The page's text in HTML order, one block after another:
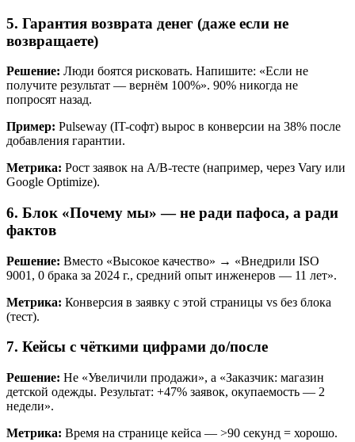
5. Гарантия возврата денег (даже если не
возвращаете)
Решение: Люди боятся рисковать. Напишите: «Если не
получите результат — вернём 100%». 90% никогда не
попросят назад.
Пример: Pulseway (IT-софт) вырос в конверсии на 38% после
добавления гарантии.
Метрика: Рост заявок на A/B-тесте (например, через Vary или
Google Optimize).
6. Блок «Почему мы» — не ради пафоса, а ради
фактов
Решение: Вместо «Высокое качество» → «Внедрили ISO
9001, 0 брака за 2024 г., средний опыт инженеров — 11 лет».
Метрика: Конверсия в заявку с этой страницы vs без блока
(тест).
7. Кейсы с чёткими цифрами до/после
Решение: Не «Увеличили продажи», а «Заказчик: магазин
детской одежды. Результат: +47% заявок, окупаемость — 2
недели».
Метрика: Время на странице кейса — >90 секунд = хорошо.